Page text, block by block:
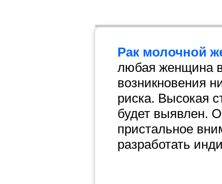
Рак молочной
любая женщина в
возникновения
риска. Высокая
будет выявлен.
пристальное
разработать